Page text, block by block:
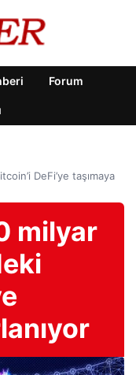
Forum
DeFi’ye taşımaya
milyar